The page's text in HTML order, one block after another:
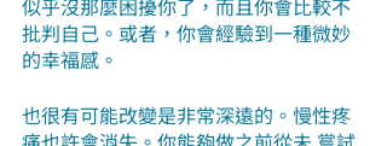
似乎沒那麼困擾你了，而且你會比較不
批判自己。或者，你會經驗到一種微妙
的幸福感。
也很有可能改變是非常深遠的。慢性疼